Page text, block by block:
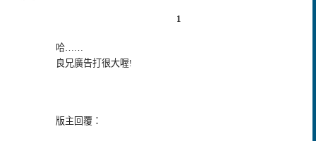
1
哈……
良兄廣告打很大喔!
版主回覆：